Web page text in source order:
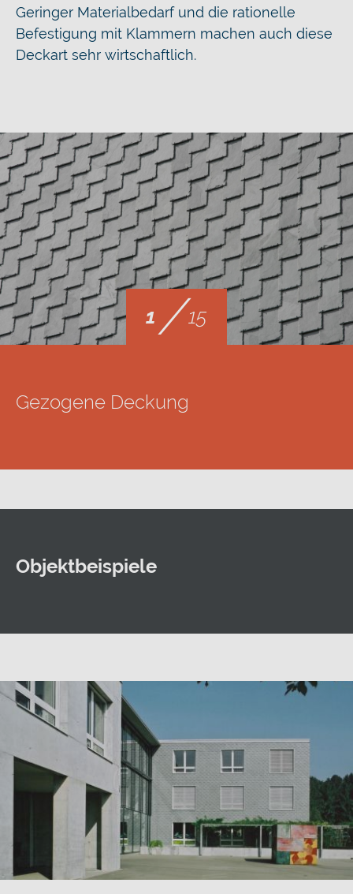
Geringer Materialbedarf und die rationelle
Befestigung mit Klammern machen auch diese
Deckart sehr wirtschaftlich.
Gezogene Deckung
1 /15
Objektbeispiele